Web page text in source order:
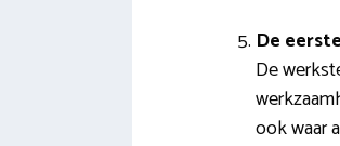
De
De
ook waar